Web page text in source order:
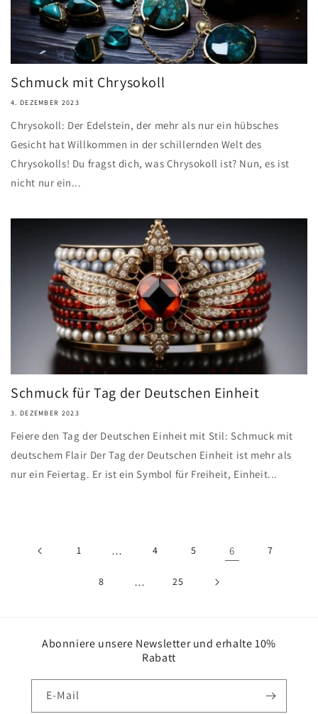
Schmuck mit Chrysokoll
4. DEZEMBER 2023
Chrysokoll: Der Edelstein, der mehr als nur ein hübsches
Gesicht hat Willkommen in der schillernden Welt des
Chrysokolls! Du fragst dich, was Chrysokoll ist? Nun, es ist
nicht nur ein...
Schmuck für Tag der Deutschen Einheit
3. DEZEMBER 2023
Feiere den Tag der Deutschen Einheit mit Stil: Schmuck mit
deutschem Flair Der Tag der Deutschen Einheit ist mehr als
nur ein Feiertag. Er ist ein Symbol für Freiheit, Einheit...
1 … 4 5 6 7
8 … 25
Abonniere unsere Newsletter und erhalte 10%
Rabatt
E-Mail